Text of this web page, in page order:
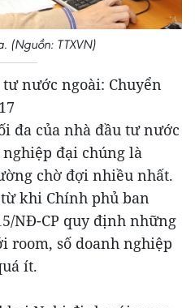
(Nguồn: TTXVN)
nước ngoài: Chuyển
đa của nhà đầu tư nước
đại chúng là
chờ đợi nhiều nhất.
khi Chính phủ ban
NĐ-CP quy định những
room, số doanh nghiệp
ít.